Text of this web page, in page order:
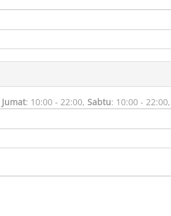
Jumat: 10:00 - 22:00, Sabtu: 10:00 - 22:00,